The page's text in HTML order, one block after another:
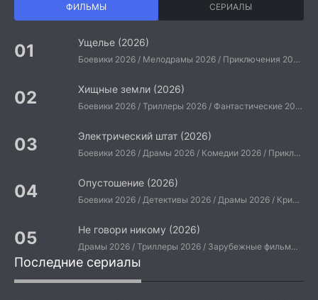
ФИЛЬМЫ СЕРИАЛЫ
Ущелье (2026)
Боевики 2026 / Мелодрамы 2026 / Приключения 2026 / Ужасы 2026 / Фантастические 2026 / Зарубежные фильмы 2026 / Американские фильмы / Фильмы 2026
Хищные земли (2026)
Боевики 2026 / Триллеры 2026 / Фантастические 2026 / Зарубежные фильмы 2026 / Американские фильмы / Фильмы 2026
Электрический штат (2026)
Боевики 2026 / Драмы 2026 / Комедии 2026 / Приключения 2026 / Фантастические 2026 / Зарубежные фильмы 2026 / Американские фильмы / Фильмы 2026
Опустошение (2026)
Боевики 2026 / Детективы 2026 / Драмы 2026 / Криминальные фильмы 2026 / Триллеры 2026 / Зарубежные фильмы 2026 / Американские фильмы / Фильмы 2026
Не говори никому (2026)
Драмы 2026 / Триллеры 2026 / Зарубежные фильмы 2026 / Американские фильмы / Фильмы 2026
Последние сериалы